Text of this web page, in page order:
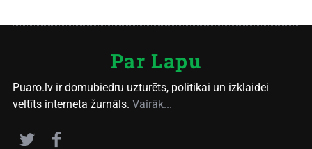
Par Lapu
Puaro.lv ir domubiedru uzturēts, politikai un izklaidei
veltīts interneta žurnāls. Vairāk...